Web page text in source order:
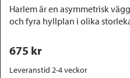
Harlem är en asymmetrisk
och fyra hyllplan i olika
675 kr
Leveranstid 2-4 veckor